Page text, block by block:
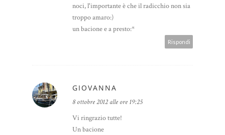
noci, l'importante è che il radicchio non sia
troppo amaro:)
un bacione e a presto:*
Rispondi
GIOVANNA
8 ottobre 2012 alle ore 19:25
Vi ringrazio tutte!
Un bacione